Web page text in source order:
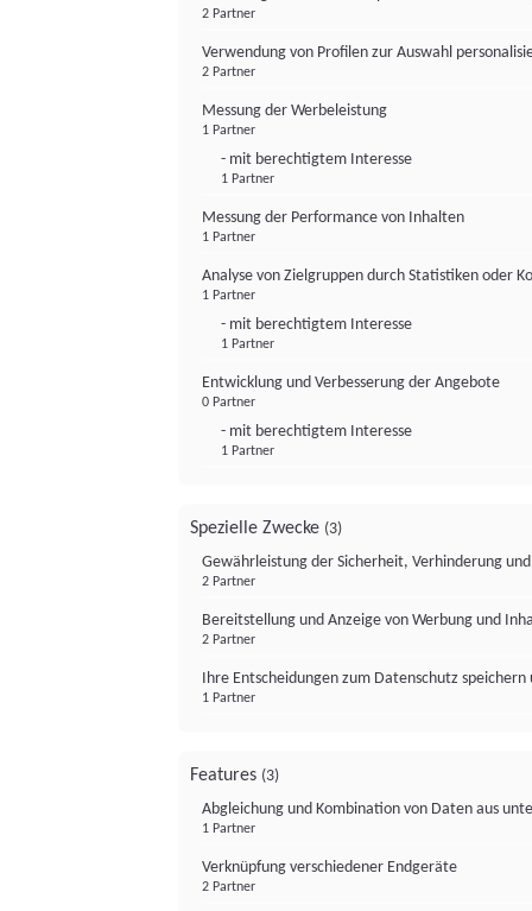
2 Partner
Verwendung von Profilen zur Auswahl
2 Partner
Messung der Werbeleistung
1 Partner
- mit berechtigtem Interesse
1 Partner
Messung der Performance von Inhalten
1 Partner
Analyse von Zielgruppen durch Statistiken oder
1 Partner
- mit berechtigtem Interesse
1 Partner
Entwicklung und Verbesserung der Angebote
0 Partner
- mit berechtigtem Interesse
1 Partner
Spezielle Zwecke (3)
Gewährleistung der Sicherheit, Verhinderung
2 Partner
Bereitstellung und Anzeige von Werbung und
2 Partner
Ihre Entscheidungen zum Datenschutz
1 Partner
Features (3)
Abgleichung und Kombination von Daten aus
1 Partner
Verknüpfung verschiedener Endgeräte
2 Partner